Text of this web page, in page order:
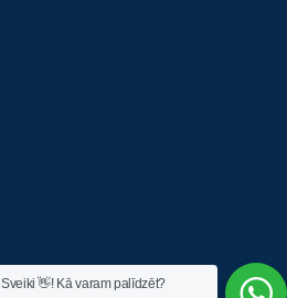
Sveiki 👋! Kā varam palīdzēt?